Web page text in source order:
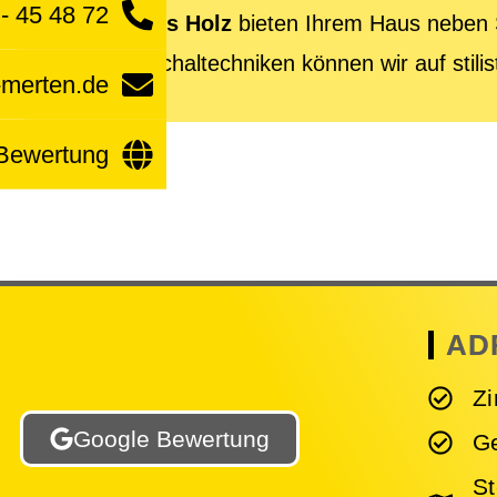
Fassaden aus Holz bieten Ihrem Haus
Hölzer und Schaltechniken können wir auf
Google Bewertung
45 48 72